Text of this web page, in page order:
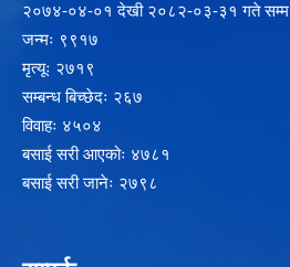
२‍०७४-०४-०१ देखी २०८२-०३-३१ गते सम्म
जन्मः ९९१७
मृत्यूः २७१९
सम्बन्ध बिच्छेदः २६७
विवाहः ४५०४
बसाई सरी आएकोः ४७८१
बसाई सरी जानेः २७९८